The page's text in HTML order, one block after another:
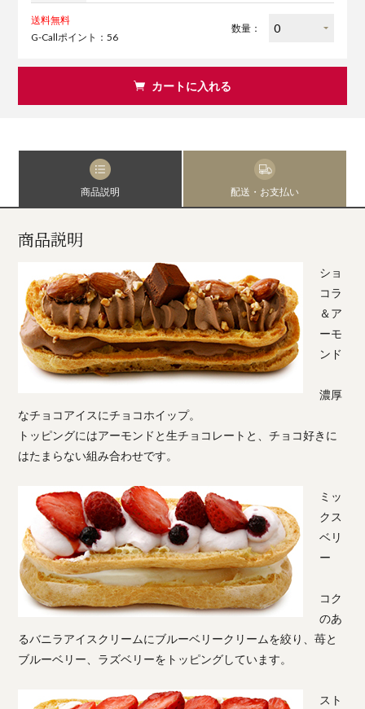
送料無料
G-Callポイント：56
数量：
カートに入れる
商品説明 配送・お支払い
商品説明
ショ
コラ
＆ア
ーモ
ンド
濃厚
なチョコアイスにチョコホイップ。
トッピングにはアーモンドと生チョコレートと、チョコ好きに
はたまらない組み合わせです。
ミッ
クス
ベリ
ー
コク
のあ
るバニラアイスクリームにブルーベリークリームを絞り、苺と
ブルーベリー、ラズベリーをトッピングしています。
スト